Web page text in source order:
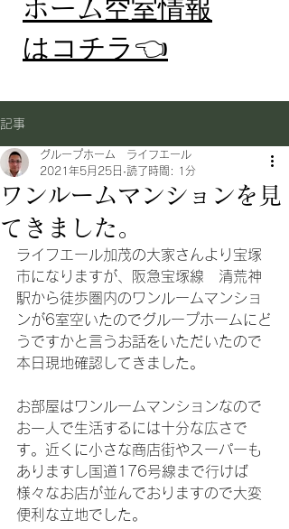
​ホーム空室情報
​はコチラ👈
記事
ワンルームマンションを見
てきました。
グループホーム ライフエール
2021年5月25日 読了時間: 1分
ライフエール加茂の大家さんより宝塚
市になりますが、阪急宝塚線　清荒神
駅から徒歩圏内のワンルームマンショ
ンが6室空いたのでグループホームにど
うですかと言うお話をいただいたので
本日現地確認してきました。
お部屋はワンルームマンションなので
お一人で生活するには十分な広さで
す。近くに小さな商店街やスーパーも
ありますし国道176号線まで行けば
様々なお店が並んでおりますので大変
便利な立地でした。